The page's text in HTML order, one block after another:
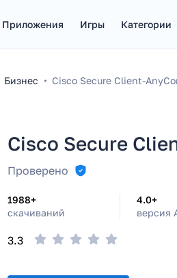
Приложения Игры Категории
Бизнес Cisco Secure Client-
Cisco Secure
Проверено
1988+
скачиваний
4.0+
версия
3.3